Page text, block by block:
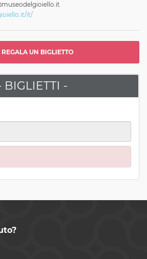
it/
REGALA UN BIGLIETTO
BIGLIETTI -